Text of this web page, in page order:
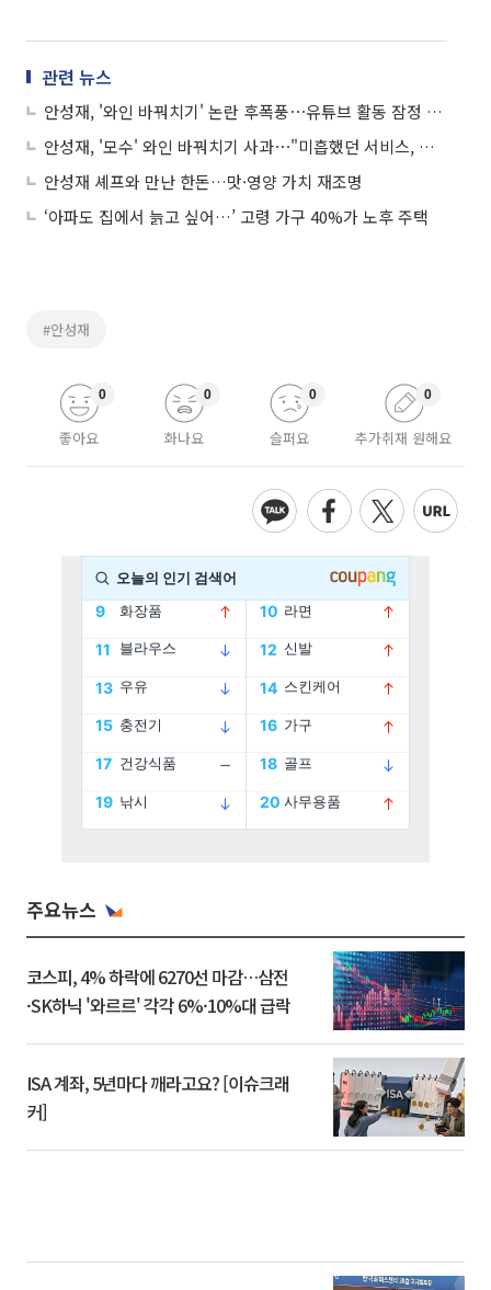
관련 뉴스
안성재, '와인 바꿔치기' 논란 후폭풍⋯유튜브 활동 잠정 중단
안성재, '모수' 와인 바꿔치기 사과⋯"미흡했던 서비스, 재발 막겠다"
안성재 셰프와 만난 한돈…맛·영양 가치 재조명
‘아파도 집에서 늙고 싶어…’ 고령 가구 40%가 노후 주택
#안성재
좋아요
0
화나요
0
슬퍼요
0
추가취재 원해요
0
주요뉴스
코스피, 4% 하락에 6270선 마감…삼전
·SK하닉 '와르르' 각각 6%·10%대 급락
ISA 계좌, 5년마다 깨라고요? [이슈크래
커]